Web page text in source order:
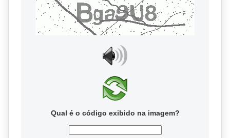
Qual é o código exibido na imagem?